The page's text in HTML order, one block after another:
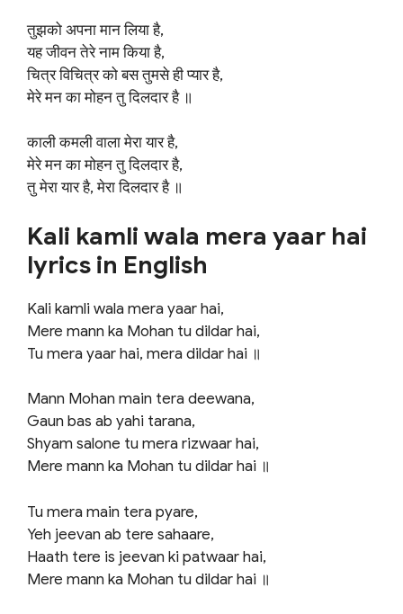
तुझको अपना मान लिया है,
यह जीवन तेरे नाम किया है,
चित्र विचित्र को बस तुमसे ही प्यार है,
मेरे मन का मोहन तु दिलदार है ॥
काली कमली वाला मेरा यार है,
मेरे मन का मोहन तु दिलदार है,
तु मेरा यार है, मेरा दिलदार है ॥
Kali kamli wala mera yaar hai
lyrics in English
Kali kamli wala mera yaar hai,
Mere mann ka Mohan tu dildar hai,
Tu mera yaar hai, mera dildar hai ॥
Mann Mohan main tera deewana,
Gaun bas ab yahi tarana,
Shyam salone tu mera rizwaar hai,
Mere mann ka Mohan tu dildar hai ॥
Tu mera main tera pyare,
Yeh jeevan ab tere sahaare,
Haath tere is jeevan ki patwaar hai,
Mere mann ka Mohan tu dildar hai ॥